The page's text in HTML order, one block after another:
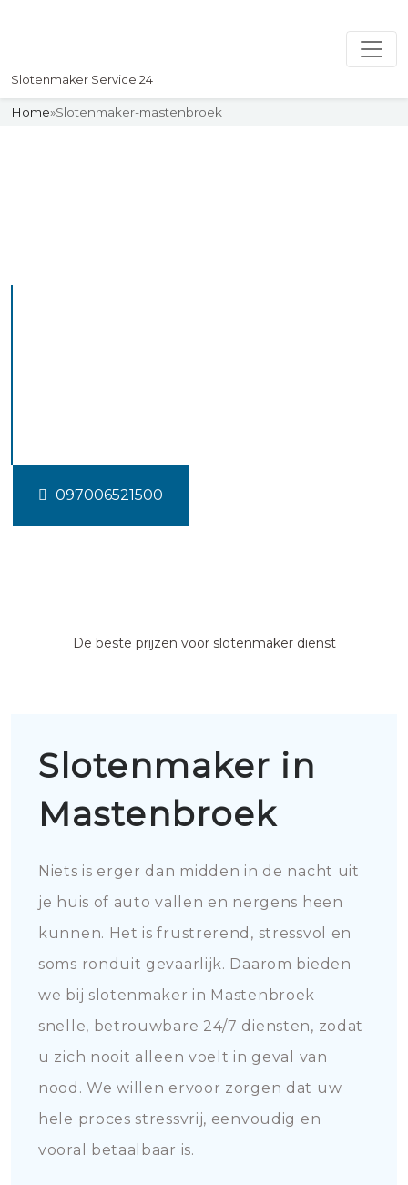
Slotenmaker Service 24
Home»Slotenmaker-mastenbroek
097006521500
De beste prijzen voor slotenmaker dienst
Slotenmaker in
Mastenbroek
Niets is erger dan midden in de nacht uit
je huis of auto vallen en nergens heen
kunnen. Het is frustrerend, stressvol en
soms ronduit gevaarlijk. Daarom bieden
we bij slotenmaker in Mastenbroek
snelle, betrouwbare 24/7 diensten, zodat
u zich nooit alleen voelt in geval van
nood. We willen ervoor zorgen dat uw
hele proces stressvrij, eenvoudig en
vooral betaalbaar is.